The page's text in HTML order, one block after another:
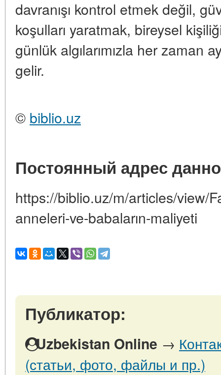
davranışı kontrol etmek değil,
koşulları yaratmak, bireysel
günlük algılarımızla her zaman
gelir.
© biblio.uz
Постоянный адрес
https://biblio.uz/m/articles/view/
anneleri-ve-babaların-maliyeti
Публикатор:
Uzbekistan Online →
(статьи, фото, файлы и пр.)